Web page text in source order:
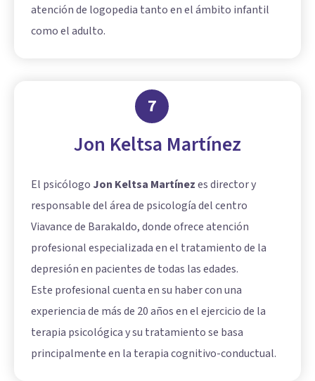
atención de logopedia tanto en el ámbito infantil
como el adulto.
7
Jon Keltsa Martínez
El psicólogo Jon Keltsa Martínezes director y
responsable del área de psicología del centro
Viavance de Barakaldo, donde ofrece atención
profesional especializada en el tratamiento de la
depresión en pacientes de todas las edades.
Este profesional cuenta en su haber con una
experiencia de más de 20 años en el ejercicio de la
terapia psicológica y su tratamiento se basa
principalmente en la terapia cognitivo-conductual.